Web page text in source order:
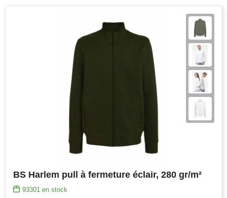
BS Harlem pull à fermeture éclair, 280 gr/m²
93301en stock